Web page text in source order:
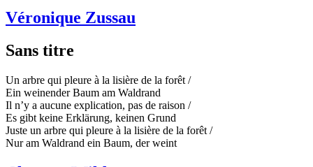
Véronique Zussau
Sans titre
Un arbre qui pleure à la lisière de la forêt /
Ein weinender Baum am Waldrand
Il n’y a aucune explication, pas de raison /
Es gibt keine Erklärung, keinen Grund
Juste un arbre qui pleure à la lisière de la forêt /
Nur am Waldrand ein Baum, der weint